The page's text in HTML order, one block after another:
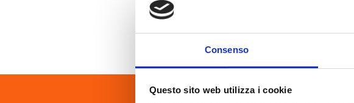
Consenso
Questo sito web utilizza i cookie